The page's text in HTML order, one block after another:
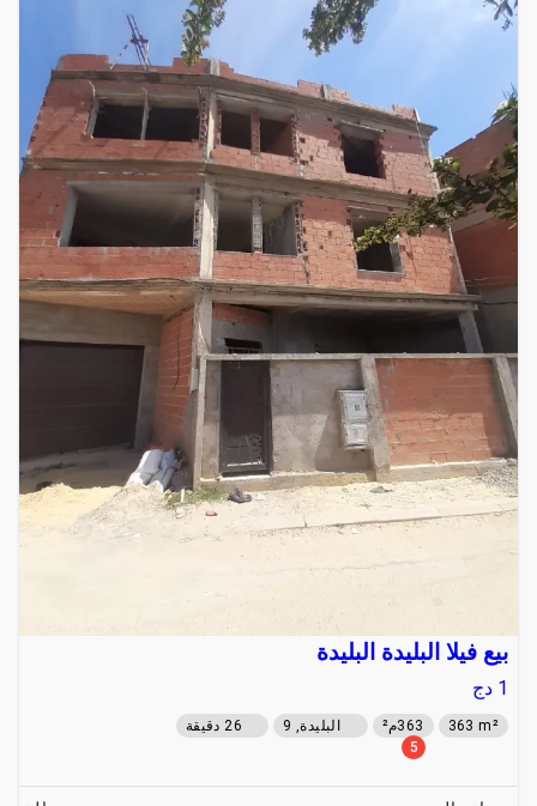
بيع فيلا البليدة البليدة
1 دج
363 m² 363م² البليدة, 9
26 دقيقة
5